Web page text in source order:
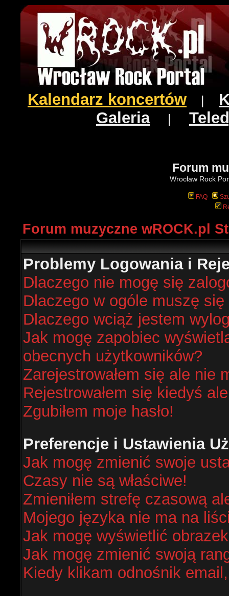
Kalendarz koncertów
Galeria|
Forum
Wrocław Rock
FAQ
Forum muzyczne wROCK.pl
Problemy Logowania i
Dlaczego nie mogę się
Dlaczego w ogóle muszę
Dlaczego wciąż jestem
Jak mogę zapobiec
obecnych użytkowników?
Zarejestrowałem się ale nie
Rejestrowałem się kiedyś
Zgubiłem moje hasło!
Preferencje i Ustawienia
Jak mogę zmienić swoje
Czasy nie są właściwe!
Zmieniłem strefę czasową
Mojego języka nie ma na
Jak mogę wyświetlić
Jak mogę zmienić swoją
Kiedy klikam odnośnik